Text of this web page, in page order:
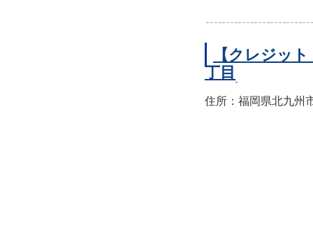
【クレジッ
丁目
住所：福岡県北九州